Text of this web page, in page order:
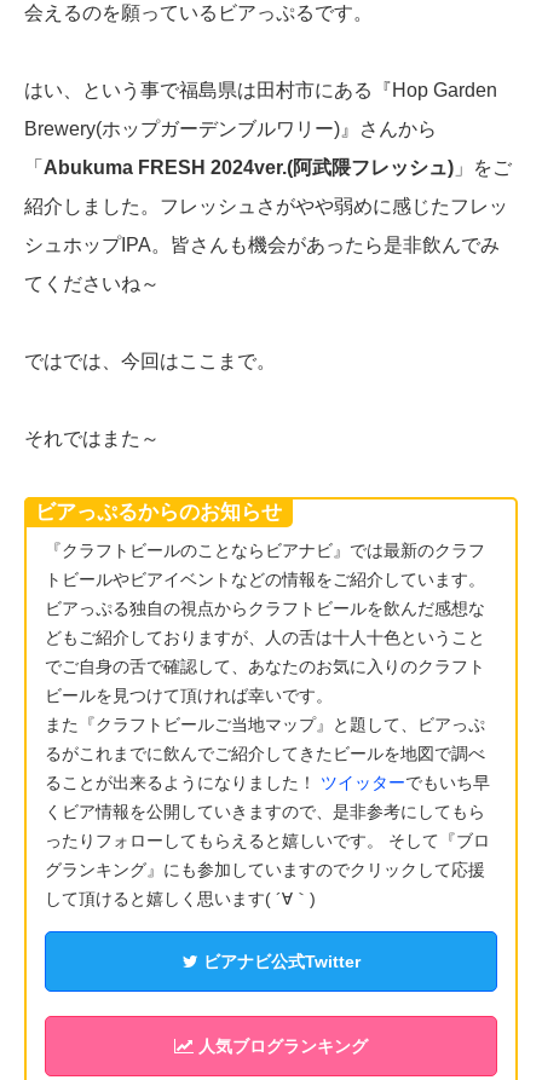
会えるのを願っているビアっぷるです。
はい、という事で福島県は田村市にある『Hop Garden
Brewery(ホップガーデンブルワリー)』さんから
「 Abukuma FRESH 2024ver.(阿武隈フレッシュ) 」をご
紹介しました。フレッシュさがやや弱めに感じたフレッ
シュホップIPA。皆さんも機会があったら是非飲んでみ
てくださいね～
ではでは、今回はここまで。
それではまた～
ビアっぷるからのお知らせ
『クラフトビールのことならビアナビ』では最新のクラフ
トビールやビアイベントなどの情報をご紹介しています。
ビアっぷる独自の視点からクラフトビールを飲んだ感想な
どもご紹介しておりますが、人の舌は十人十色ということ
でご自身の舌で確認して、あなたのお気に入りのクラフト
ビールを見つけて頂ければ幸いです。
また『クラフトビールご当地マップ』と題して、ビアっぷ
るがこれまでに飲んでご紹介してきたビールを地図で調べ
ることが出来るようになりました！ ツイッターでもいち早
くビア情報を公開していきますので、是非参考にしてもら
ったりフォローしてもらえると嬉しいです。 そして『ブロ
グランキング』にも参加していますのでクリックして応援
して頂けると嬉しく思います( ´∀｀)
ビアナビ公式Twitter
人気ブログランキング